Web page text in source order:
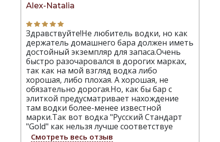
Alex-Natalia
Здравствуйте!Не любитель водки, но как
держатель домашнего бара должен иметь
достойный экземпляр для запаса.Очень
быстро разочаровался в дорогих марках,
так как на мой взгляд водка либо
хорошая, либо плохая. А хорошая, не
обязательно дорогая.Но, как бы бар с
элиткой предусматривает нахождение
там водки более-менее известной
марки.Так вот водка "Русский Стандарт
"Gold" как нельзя лучше соответствуе
Смотреть весь отзыв